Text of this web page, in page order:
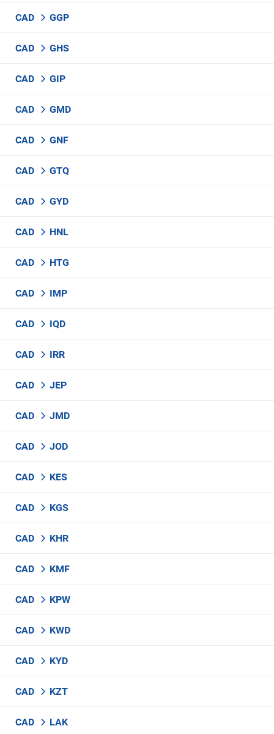
CAD GGP
CAD GHS
CAD GIP
CAD GMD
CAD GNF
CAD GTQ
CAD GYD
CAD HNL
CAD HTG
CAD IMP
CAD IQD
CAD IRR
CAD JEP
CAD JMD
CAD JOD
CAD KES
CAD KGS
CAD KHR
CAD KMF
CAD KPW
CAD KWD
CAD KYD
CAD KZT
CAD LAK